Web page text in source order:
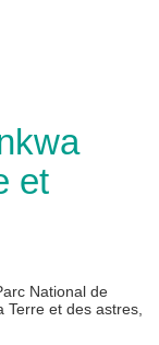
et
National de
Terre et des astres,